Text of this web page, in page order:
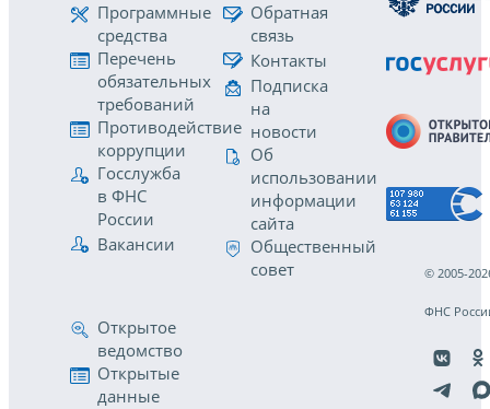
Программные
средства
Перечень
обязательных
требований
Противодействие
коррупции
Госслужба
в ФНС
России
Вакансии
Обратная
связь
Контакты
Подписка
на
новости
Об
использовании
информации
сайта
Общественный
совет
Открытое
ведомство
Открытые
данные
© 2005-
ФНС